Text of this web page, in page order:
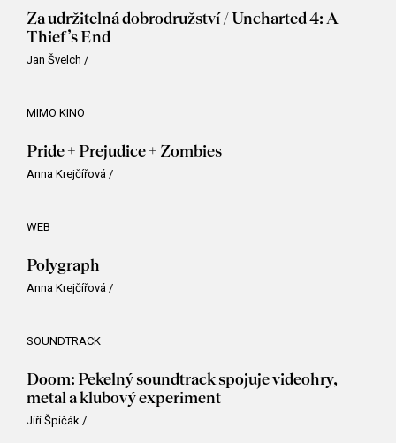
Za udržitelná dobrodružství / Uncharted 4: A
Thief’s End
Jan Švelch /
MIMO KINO
Pride + Prejudice + Zombies
Anna Krejčířová /
WEB
Polygraph
Anna Krejčířová /
SOUNDTRACK
Doom: Pekelný soundtrack spojuje videohry,
metal a klubový experiment
Jiří Špičák /